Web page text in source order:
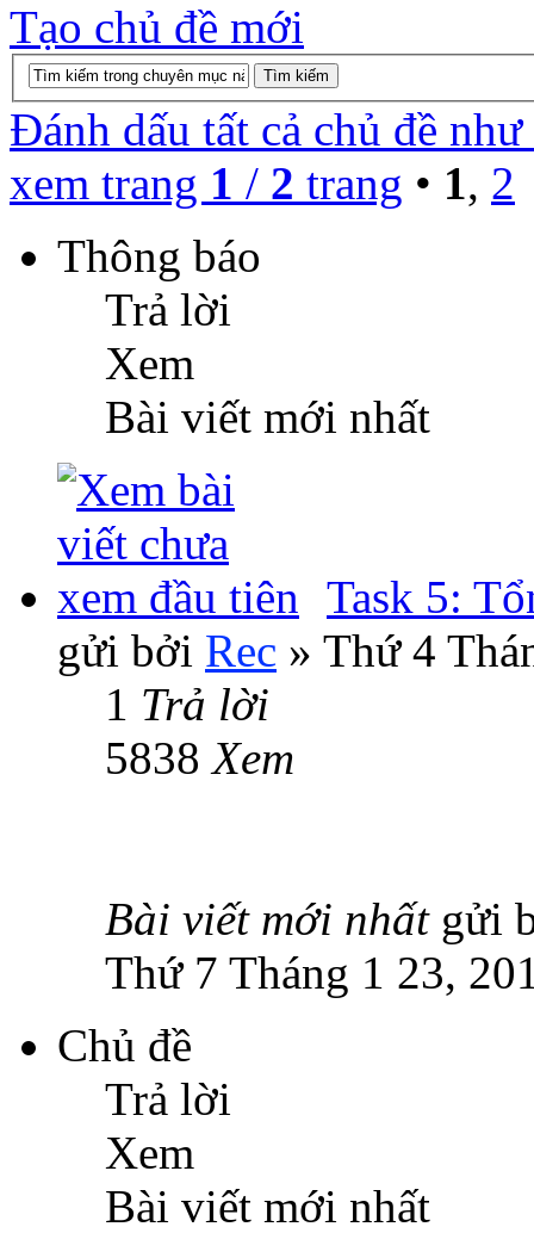
Tạo chủ đề mới
Đánh dấu tất cả chủ đề
xem trang 1 / 2 trang • 1, 2
Thông báo
Trả lời
Xem
Bài viết mới nhất
Task 5:
gửi bởi Rec » Thứ 4
1 Trả lời
5838Xem
Bài viết mới nhất gửi
Thứ 7 Tháng 1 23,
Chủ đề
Trả lời
Xem
Bài viết mới nhất